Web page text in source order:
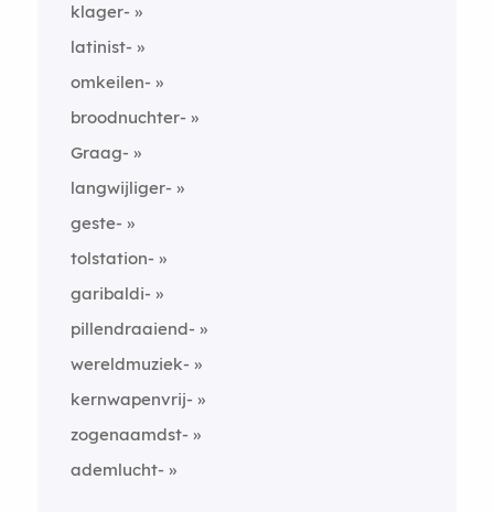
klager-
latinist-
omkeilen-
broodnuchter-
Graag-
langwijliger-
geste-
tolstation-
garibaldi-
pillendraaiend-
wereldmuziek-
kernwapenvrij-
zogenaamdst-
ademlucht-